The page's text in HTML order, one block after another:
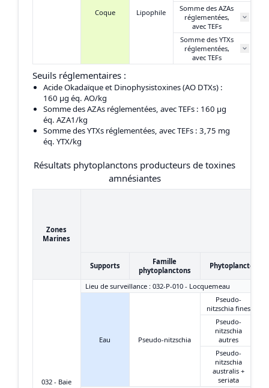
Coque Lipophile
Somme des AZAs
réglementées,
avec TEFs
Somme des YTXs
réglementées,
avec TEFs
Seuils réglementaires :
Acide Okadaïque et Dinophysistoxines (AO DTXs) :
160 μg éq. AO/kg
Somme des AZAs réglementées, avec TEFs : 160 μg
éq. AZA1/kg
Somme des YTXs réglementées, avec TEFs : 3,75 mg
éq. YTX/kg
Résultats phytoplanctons producteurs de toxines
amnésiantes
Zones
Marines
Supports
Famille
phytoplanctons
Phytoplanctons
032 - Baie
Lieu de surveillance : 032-P-010 - Locquemeau
Eau Pseudo-nitzschia
Pseudo-
nitzschia fines
Pseudo-
nitzschia
autres
Pseudo-
nitzschia
australis +
seriata